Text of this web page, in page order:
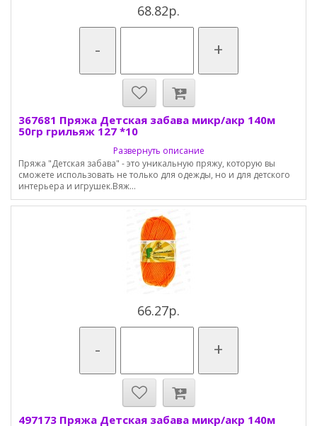
68.82р.
- +
367681 Пряжа Детская забава микр/акр 140м
50гр грильяж 127 *10
Развернуть описание
Пряжа "Детская забава" - это уникальную пряжу, которую вы
сможете использовать не только для одежды, но и для детского
интерьера и игрушек.Вяж...
66.27р.
- +
497173 Пряжа Детская забава микр/акр 140м